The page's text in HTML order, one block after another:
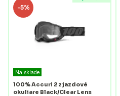
-5%
Na sklade
100% Accuri 2 zjazdové
okuliare Black/Clear Lens